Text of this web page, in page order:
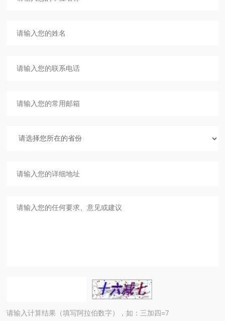
请输入计算结果（填写阿拉伯数字），如：三加四=7